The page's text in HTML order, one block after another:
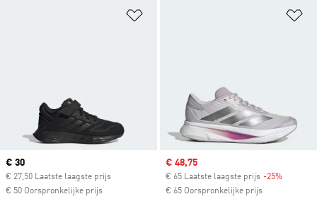
Current price
€ 30
€ 27,50 Laatste laagste prijs
€ 50 Oorspronkelijke prijs
Sale price
€ 48,75
€ 65 Laatste laagste prijs -25%
€ 65 Oorspronkelijke prijs